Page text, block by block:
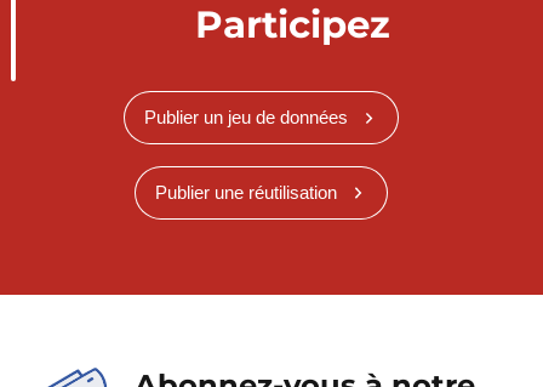
Participez
Publier un jeu de données
Publier une réutilisation